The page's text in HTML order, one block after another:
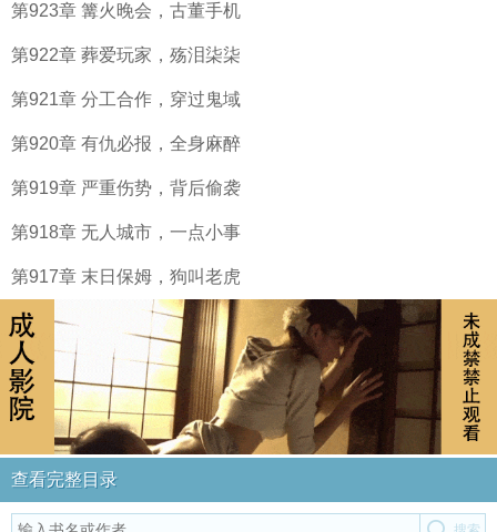
第923章 篝火晚会，古董手机
第922章 葬爱玩家，殇泪柒柒
第921章 分工合作，穿过鬼域
第920章 有仇必报，全身麻醉
第919章 严重伤势，背后偷袭
第918章 无人城市，一点小事
第917章 末日保姆，狗叫老虎
查看完整目录